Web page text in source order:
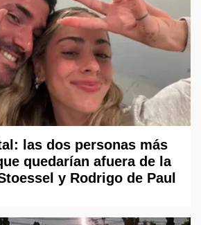
las dos personas más
quedarían afuera de la
y Rodrigo de Paul